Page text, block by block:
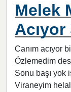
Melek
Acıyor
Canım acıyor
Özlemedim
Sonu başı yok
Viraneyim